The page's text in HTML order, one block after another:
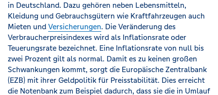
in Deutschland. Dazu gehören neben Lebensmitteln,
Kleidung und Gebrauchsgütern wie Kraftfahrzeugen auch
Mieten und Versicherungen. Die Veränderung des
Verbraucherpreisindexes wird als Inflationsrate oder
Teuerungsrate bezeichnet. Eine Inflationsrate von null bis
zwei Prozent gilt als normal. Damit es zu keinen großen
Schwankungen kommt, sorgt die Europäische Zentralbank
(EZB) mit ihrer Geldpolitik für Preisstabilität. Dies erreicht
die Notenbank zum Beispiel dadurch, dass sie die in Umlauf